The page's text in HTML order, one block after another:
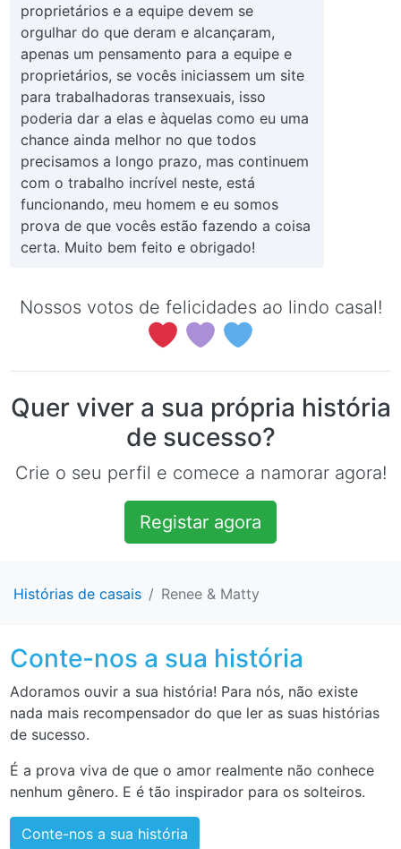
proprietários e a equipe devem se
orgulhar do que deram e alcançaram,
apenas um pensamento para a equipe e
proprietários, se vocês iniciassem um site
para trabalhadoras transexuais, isso
poderia dar a elas e àquelas como eu uma
chance ainda melhor no que todos
precisamos a longo prazo, mas continuem
com o trabalho incrível neste, está
funcionando, meu homem e eu somos
prova de que vocês estão fazendo a coisa
certa. Muito bem feito e obrigado!
Nossos votos de felicidades ao lindo casal!
Quer viver a sua própria história
de sucesso?
Crie o seu perfil e comece a namorar agora!
Registar agora
Histórias de casais Renee & Matty
Conte-nos a sua história
Adoramos ouvir a sua história! Para nós, não existe
nada mais recompensador do que ler as suas histórias
de sucesso.
É a prova viva de que o amor realmente não conhece
nenhum gênero. E é tão inspirador para os solteiros.
Conte-nos a sua história